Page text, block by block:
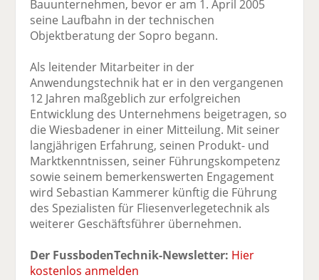
Bauunternehmen, bevor er am 1. April 2005
seine Laufbahn in der technischen
Objektberatung der Sopro begann.
Als leitender Mitarbeiter in der
Anwendungstechnik hat er in den vergangenen
12 Jahren maßgeblich zur erfolgreichen
Entwicklung des Unternehmens beigetragen, so
die Wiesbadener in einer Mitteilung. Mit seiner
langjährigen Erfahrung, seinen Produkt- und
Marktkenntnissen, seiner Führungskompetenz
sowie seinem bemerkenswerten Engagement
wird Sebastian Kammerer künftig die Führung
des Spezialisten für Fliesenverlegetechnik als
weiterer Geschäftsführer übernehmen.
Der FussbodenTechnik-Newsletter: Hier
kostenlos anmelden